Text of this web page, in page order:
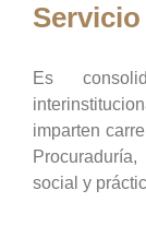
Es
imparten
social y